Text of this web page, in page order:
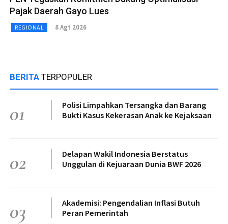
Pajak Daerah Gayo Lues
REGIONAL 8 Agt 2026
BERITA TERPOPULER
01
Polisi Limpahkan Tersangka dan Barang
Bukti Kasus Kekerasan Anak ke Kejaksaan
02
Delapan Wakil Indonesia Berstatus
Unggulan di Kejuaraan Dunia BWF 2026
03
Akademisi: Pengendalian Inflasi Butuh
Peran Pemerintah